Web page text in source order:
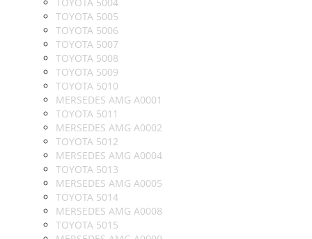
TOYOTA 5005
TOYOTA 5006
TOYOTA 5007
TOYOTA 5008
TOYOTA 5009
TOYOTA 5010
MERSEDES AMG A0001
TOYOTA 5011
MERSEDES AMG A0002
TOYOTA 5012
MERSEDES AMG A0004
TOYOTA 5013
MERSEDES AMG A0005
TOYOTA 5014
MERSEDES AMG A0008
TOYOTA 5015